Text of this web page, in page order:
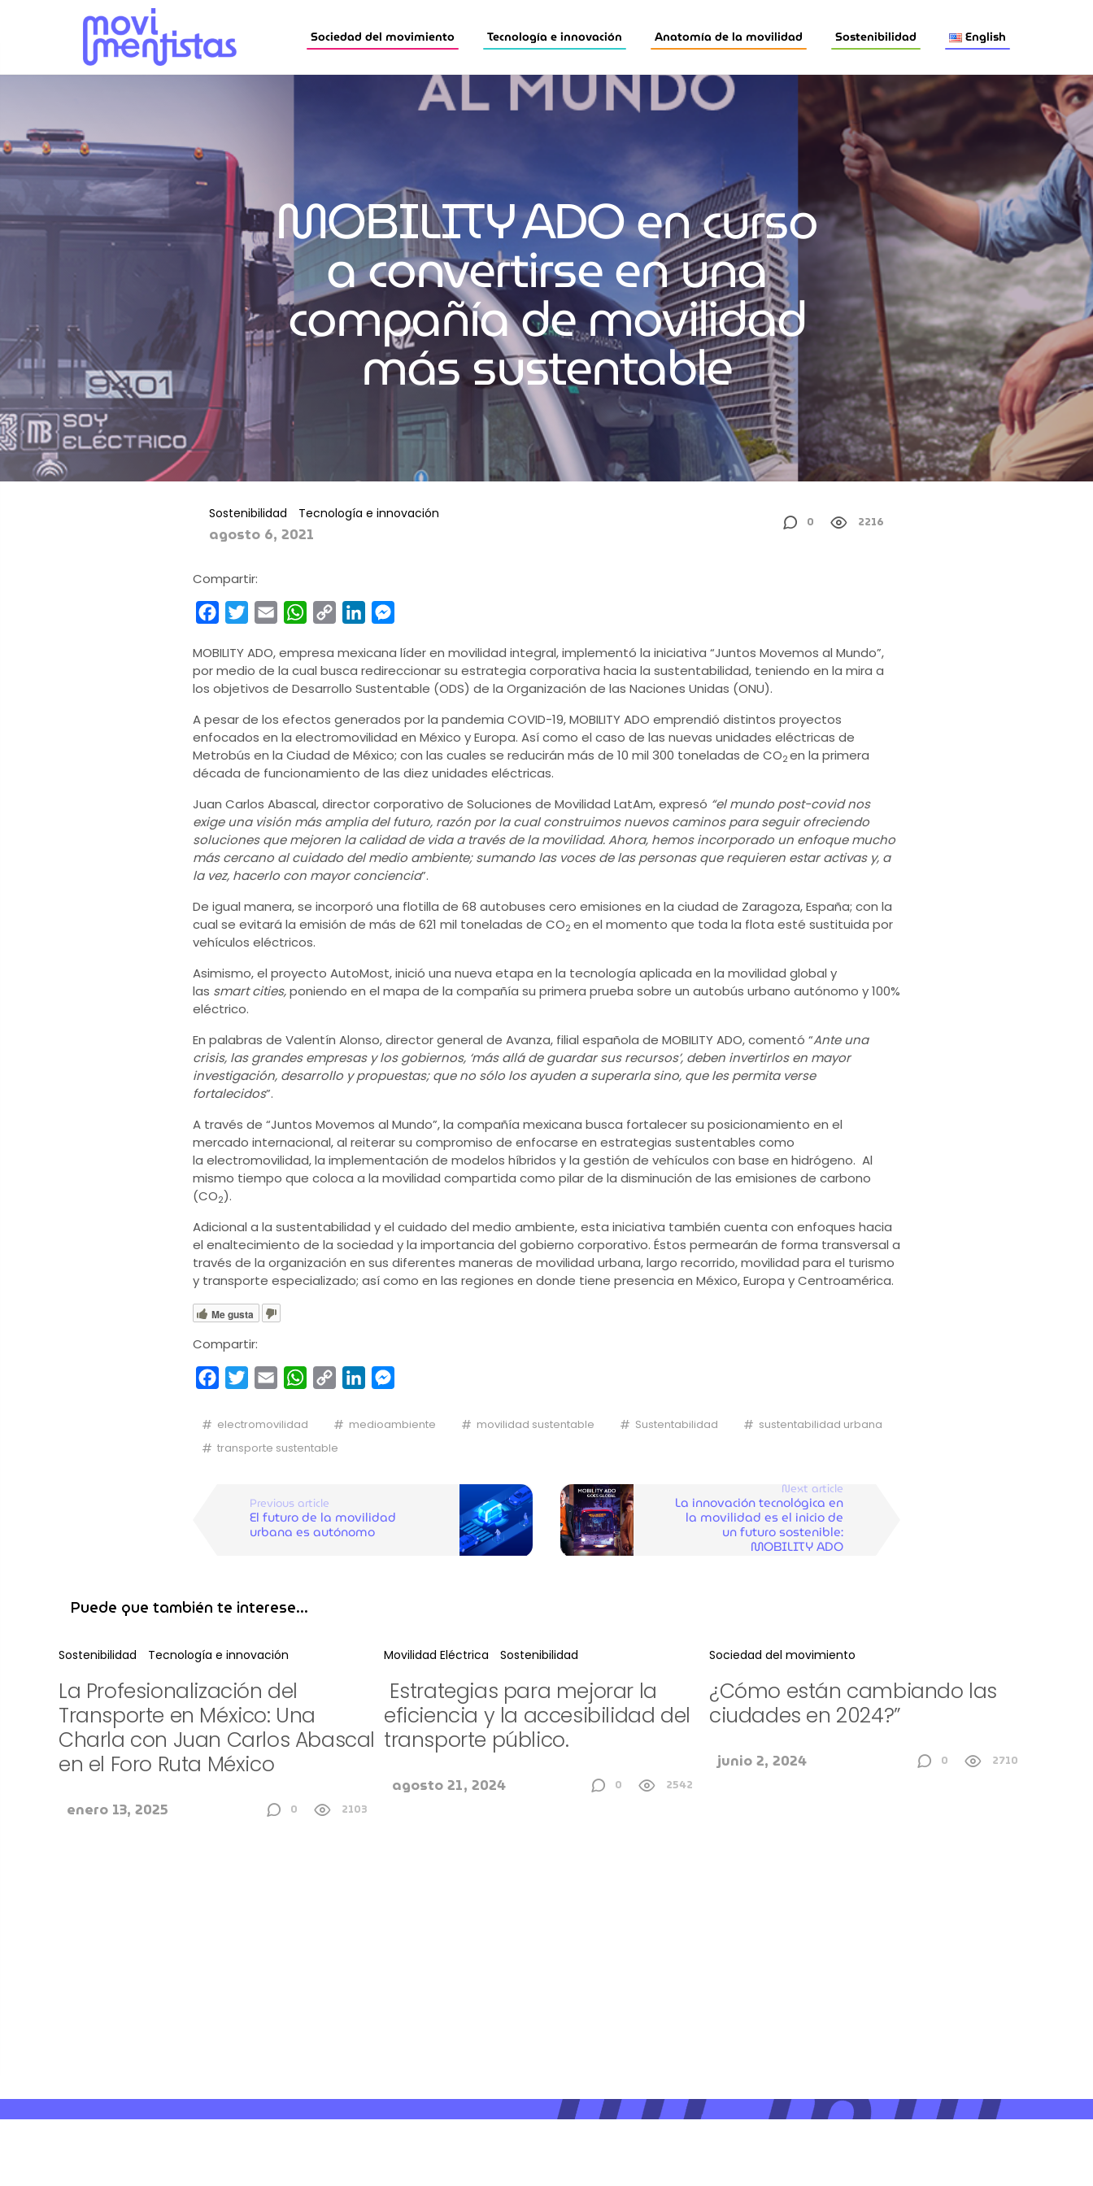
Sociedad del movimiento Tecnología e innovación Anatomía de la movilidad Sostenibilidad English
MOBILITY ADO en curso
a convertirse en una
compañía de movilidad
más sustentable
Sostenibilidad Tecnología e innovación
agosto 6, 2021
0 2216
Compartir:
FacebookTwitterEmail WhatsApp
Copy
LinkedIn
MOBILITY ADO, empresa mexicana líder en movilidad integral, implementó la iniciativa “Juntos Movemos al Mundo”,
por medio de la cual busca redireccionar su estrategia corporativa hacia la sustentabilidad, teniendo en la mira a
los objetivos de Desarrollo Sustentable (ODS) de la Organización de las Naciones Unidas (ONU).
A pesar de los efectos generados por la pandemia COVID-19, MOBILITY ADO emprendió distintos proyectos
enfocados en la electromovilidad en México y Europa. Así como el caso de las nuevas unidades eléctricas de
Metrobús en la Ciudad de México; con las cuales se reducirán más de 10 mil 300 toneladas de CO2en la primera
década de funcionamiento de las diez unidades eléctricas.
Juan Carlos Abascal, director corporativo de Soluciones de Movilidad LatAm, expresó “el mundo post-covid nos
exige una visión más amplia del futuro, razón por la cual construimos nuevos caminos para seguir ofreciendo
soluciones que mejoren la calidad de vida a través de la movilidad. Ahora, hemos incorporado un enfoque mucho
más cercano al cuidado del medio ambiente; sumando las voces de las personas que requieren estar activas y, a
la vez, hacerlo con mayor conciencia”.
De igual manera, se incorporó una flotilla de 68 autobuses cero emisiones en la ciudad de Zaragoza, España; con la
cual se evitará la emisión de más de 621 mil toneladas de CO2 en el momento que toda la flota esté sustituida por
vehículos eléctricos.
Asimismo, el proyecto AutoMost, inició una nueva etapa en la tecnología aplicada en la movilidad global y
las smart cities,poniendo en el mapa de la compañía su primera prueba sobre un autobús urbano autónomo y 100%
eléctrico.
En palabras de Valentín Alonso, director general de Avanza, filial española de MOBILITY ADO, comentó “Ante una
crisis, las grandes empresas y los gobiernos, ‘más allá de guardar sus recursos’, deben invertirlos en mayor
investigación, desarrollo y propuestas; que no sólo los ayuden a superarla sino, que les permita verse
fortalecidos”.
A través de “Juntos Movemos al Mundo”, la compañía mexicana busca fortalecer su posicionamiento en el
mercado internacional, al reiterar su compromiso de enfocarse en estrategias sustentables como
la electromovilidad, la implementación de modelos híbridos y la gestión de vehículos con base en hidrógeno. Al
mismo tiempo que coloca a la movilidad compartida como pilar de la disminución de las emisiones de carbono
(CO2).
Adicional a la sustentabilidad y el cuidado del medio ambiente, esta iniciativa también cuenta con enfoques hacia
el enaltecimiento de la sociedad y la importancia del gobierno corporativo. Éstos permearán de forma transversal a
través de la organización en sus diferentes maneras de movilidad urbana, largo recorrido, movilidad para el turismo
y transporte especializado; así como en las regiones en donde tiene presencia en México, Europa y Centroamérica.
Me gusta
Compartir:
FacebookTwitterEmail WhatsApp
Copy
LinkedIn
electromovilidad medioambiente movilidad sustentable Sustentabilidad
sustentabilidad urbana
transporte sustentable
Previous article
El futuro de la movilidad
urbana es autónomo
Next article
La innovación tecnológica en
la movilidad es el inicio de
un futuro sostenible:
MOBILITY ADO
Puede que también te interese...
Sostenibilidad Tecnología e innovación
La Profesionalización del
Transporte en México: Una
Charla con Juan Carlos Abascal
en el Foro Ruta México
enero 13, 2025 0 2103
Movilidad Eléctrica Sostenibilidad
Estrategias para mejorar la
eficiencia y la accesibilidad del
transporte público.
agosto 21, 2024 0 2542
Sociedad del movimiento
¿Cómo están cambiando las
ciudades en 2024?”
junio 2, 2024 0 2710